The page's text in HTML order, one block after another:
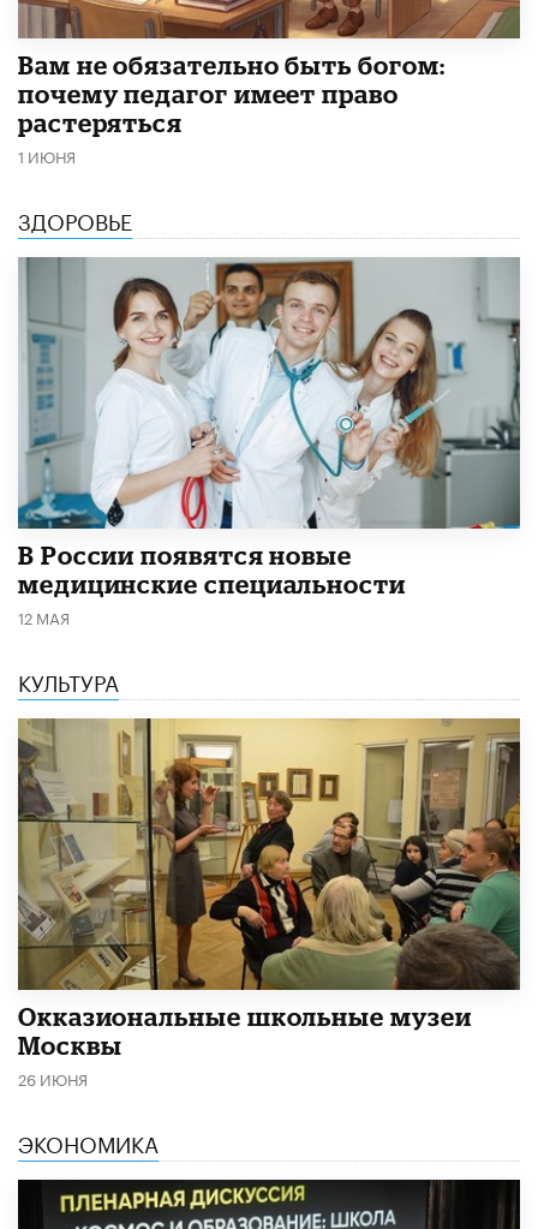
​Вам не обязательно быть богом:
почему педагог имеет право
растеряться
1 ИЮНЯ
ЗДОРОВЬЕ
В России появятся новые
медицинские специальности
12 МАЯ
КУЛЬТУРА
​Окказиональные школьные музеи
Москвы
26 ИЮНЯ
ЭКОНОМИКА